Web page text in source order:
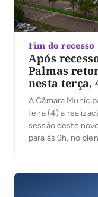
Fim do recesso
Após
Palmas
nesta terça,
A Câmara
feira (4) a
sessão deste
para às 9h, no
do recesso